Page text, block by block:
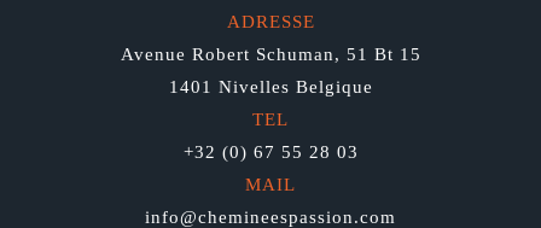
ADRESSE
Avenue Robert Schuman, 51 Bt 15
1401 Nivelles Belgique
TEL
+32 (0) 67 55 28 03
MAIL
info@chemineespassion.com